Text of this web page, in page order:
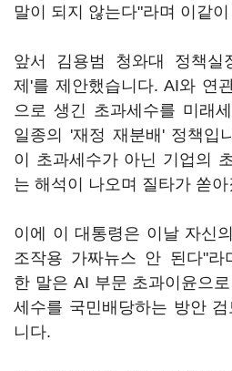
말이 되지 않는다"라며 이같
앞서 김용범 청와대 정책실
제'를 제안했습니다. AI와 연
으로 생긴 초과세수를 미래
일종의 '재정 재분배' 정책입
이 초과세수가 아닌 기업의
는 해석이 나오며 질타가 쏟
이에 이 대통령은 이날 자신
조작용 가짜뉴스 안 된다"라
한 말은 AI 부문 초과이윤으
세수를 국민배당하는 방안
니다.